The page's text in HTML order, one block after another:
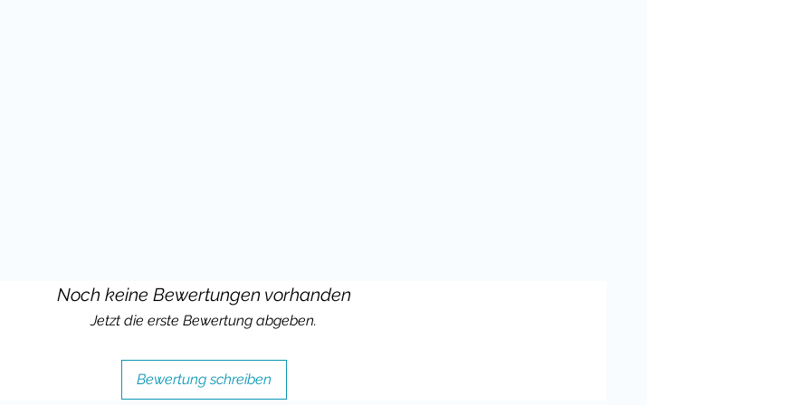
Noch keine Bewertungen vorhanden
Jetzt die erste Bewertung abgeben.
Bewertung schreiben